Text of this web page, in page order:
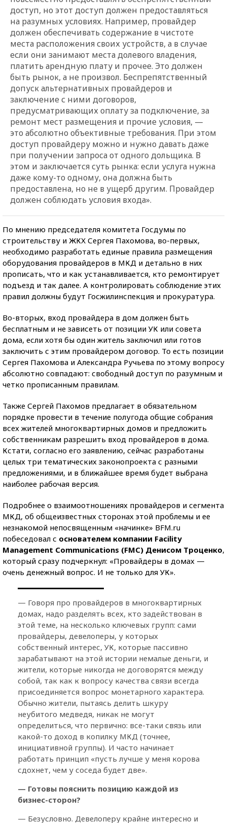
доступ, но этот доступ должен предоставляться
на разумных условиях. Например, провайдер
должен обеспечивать содержание в чистоте
места расположения своих устройств, а в случае
если они занимают места долевого владения,
платить арендную плату и прочее. Это должен
быть рынок, а не произвол. Беспрепятственный
допуск альтернативных провайдеров и
заключение с ними договоров,
предусматривающих оплату за подключение, за
ремонт мест размещения и прочие условия, —
это абсолютно объективные требования. При этом
доступ провайдеру можно и нужно давать даже
при получении запроса от одного дольщика. В
этом и заключается суть рынка: если услуга нужна
даже кому-то одному, она должна быть
предоставлена, но не в ущерб другим. Провайдер
должен соблюдать условия входа».
По мнению председателя комитета Госдумы по
строительству и ЖКХ Сергея Пахомова, во-первых,
необходимо разработать единые правила размещения
оборудования провайдеров в МКД и детально в них
прописать, что и как устанавливается, кто ремонтирует
подъезд и так далее. А контролировать соблюдение этих
правил должны будут Госжилинспекция и прокуратура.
Во-вторых, вход провайдера в дом должен быть
бесплатным и не зависеть от позиции УК или совета
дома, если хотя бы один житель заключил или готов
заключить с этим провайдером договор. То есть позиции
Сергея Пахомова и Александра Ручьева по этому вопросу
абсолютно совпадают: свободный доступ по разумным и
четко прописанным правилам.
Также Сергей Пахомов предлагает в обязательном
порядке провести в течение полугода общие собрания
всех жителей многоквартирных домов и предложить
собственникам разрешить вход провайдеров в дома.
Кстати, согласно его заявлению, сейчас разработаны
целых три тематических законопроекта с разными
предложениями, и в ближайшее время будет выбрана
наиболее рабочая версия.
Подробнее о взаимоотношениях провайдеров и сегмента
МКД, об общеизвестных сторонах этой проблемы и ее
незнакомой непосвященным «начинке» BFM.ru
побеседовал с основателем компании Facility
Management Communications (FMC) Денисом Троценко,
который сразу подчеркнул: «Провайдеры в домах —
очень денежный вопрос. И не только для УК».
— Говоря про провайдеров в многоквартирных
домах, надо разделять всех, кто задействован в
этой теме, на несколько ключевых групп: сами
провайдеры, девелоперы, у которых
собственный интерес, УК, которые пассивно
зарабатывают на этой истории немалые деньги, и
жители, которые никогда не договорятся между
собой, так как к вопросу качества связи всегда
присоединяется вопрос монетарного характера.
Обычно жители, пытаясь делить шкуру
неубитого медведя, никак не могут
определиться, что первично: все-таки связь или
какой-то доход в копилку МКД (точнее,
инициативной группы). И часто начинает
работать принцип «пусть лучше у меня корова
сдохнет, чем у соседа будет две».
— Готовы пояснить позицию каждой из
бизнес-сторон?
— Безусловно. Девелоперу крайне интересно и